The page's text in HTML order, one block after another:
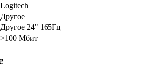
Logitech
Другое
Другое 24" 165Гц
>100 Мбит